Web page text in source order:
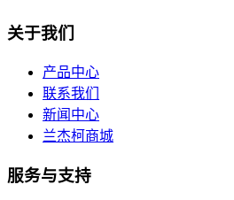
关于我们
产品中心
联系我们
新闻中心
兰杰柯商城
服务与支持